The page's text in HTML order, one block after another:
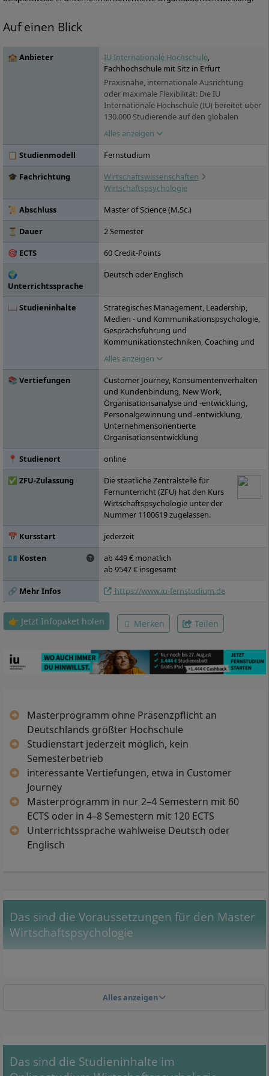
Auf einen Blick
🏫 Anbieter IU Internationale Hochschule,
Fachhochschule mit Sitz in Erfurt
Praxisnähe, internationale Ausrichtung
oder maximale Flexibilität: Die IU
Internationale Hochschule (IU) bereitet über
130.000 Studierende auf den globalen
Arbeitsmarkt vor. Sie versammelt unter
ihrem Dach über 100 Studienprogramme,
die in zwei voneinander unabhängigen
das IU Duale Studium sowie das IU
Fernstudium. Die IU bietet den
renommierten Praxispartnern in die
haben bereits erfolgreich mit der IU
Versicherungen oder Motel One. Die IU, die
Städten in Deutschland vertreten.
Alles anzeigen
📋 Studienmodell
Fernstudium
🎓 Fachrichtung
Wirtschaftswissenschaften
Wirtschaftspsychologie
📜 Abschluss
Master of Science (M.Sc.)
⏳ Dauer
2 Semester
🎯 ECTS
60 Credit-Points
🌍
Unterrichtssprache
Deutsch oder Englisch
📖 Studieninhalte
Strategisches Management, Leadership,
Medien - und Kommunikationspsychologie,
Gesprächsführung und
Kommunikationstechniken, Coaching und
Beratung, Seminar: Aktuelle Themen der
Wirtschaftspsychologie, Wahlpflichtmodul
A, Masterarbeit
Alles anzeigen
📚 Vertiefungen
Customer Journey, Konsumentenverhalten
und Kundenbindung, New Work,
Organisationsanalyse und -entwicklung,
Personalgewinnung und -entwicklung,
Unternehmensorientierte
Organisationsentwicklung
📍 Studienort
online
✅ ZFU-Zulassung
Die staatliche Zentralstelle für
Fernunterricht (ZFU) hat den Kurs
Wirtschaftspsychologie unter der
Nummer 1100619 zugelassen.
📅 Kursstart
jederzeit
💶 Kosten
ab 449 € monatlich
ab 9547 € insgesamt
🔗 Mehr Infos
https://www.iu-fernstudium.de
👉 Jetzt Infopaket holen Merken Teilen
Masterprogramm ohne Präsenzpflicht an
Deutschlands größter Hochschule
Studienstart jederzeit möglich, kein
Semesterbetrieb
interessante Vertiefungen, etwa in Customer
Journey
Masterprogramm in nur 2–4 Semestern mit 60
ECTS oder in 4–8 Semestern mit 120 ECTS
Unterrichtssprache wahlweise Deutsch oder
Englisch
Das sind die Voraussetzungen für den Master
Wirtschaftspsychologie
Alles anzeigen
Das sind die Studieninhalte im